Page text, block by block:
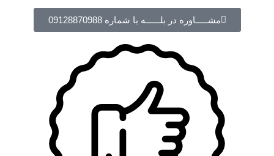
مشـــــاوره در بلــــــه با شماره 09128870988